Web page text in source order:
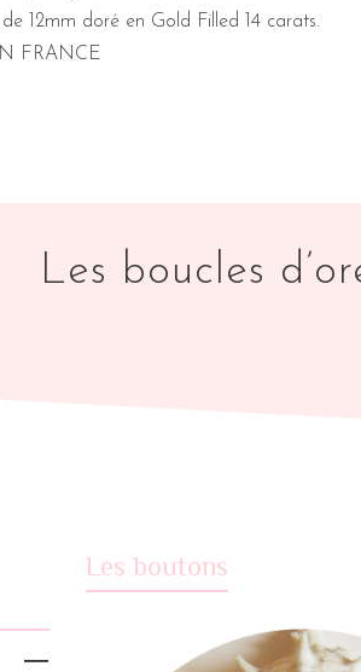
12mm doré en Gold Filled 14 carats.
FRANCE
Les boucles
Les boutons